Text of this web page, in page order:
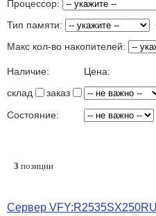
Процессор:
Тип памяти:
Макс кол-во накопителей:
Наличие:
Цена:
склад
заказ
Состояние:
3 позиции
Сервер